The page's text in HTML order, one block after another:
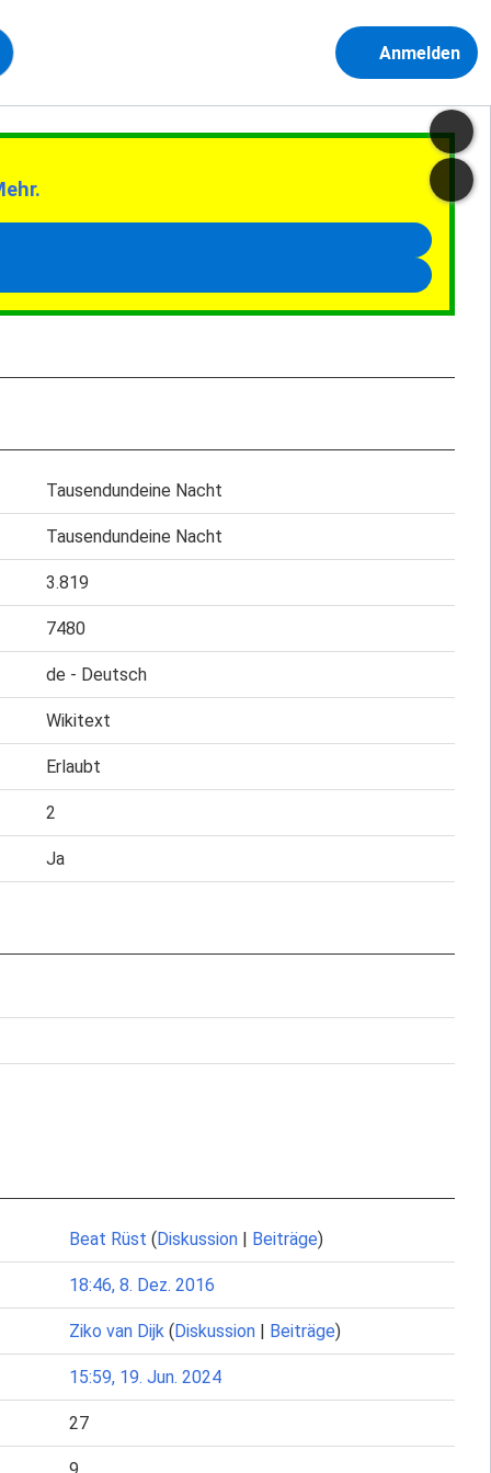
Anmelden
Tausendundeine Nacht
Tausendundeine Nacht
3.819
7480
de - Deutsch
Wikitext
Erlaubt
2
Ja
Beat Rüst (Diskussion | Beiträge)
18:46, 8. Dez. 2016
Ziko van Dijk (Diskussion | Beiträge)
15:59, 19. Jun. 2024
27